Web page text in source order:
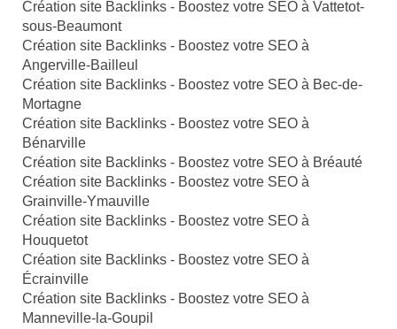
Création site Backlinks - Boostez votre SEO à Vattetot-
sous-Beaumont
Création site Backlinks - Boostez votre SEO à
Angerville-Bailleul
Création site Backlinks - Boostez votre SEO à Bec-de-
Mortagne
Création site Backlinks - Boostez votre SEO à
Bénarville
Création site Backlinks - Boostez votre SEO à Bréauté
Création site Backlinks - Boostez votre SEO à
Grainville-Ymauville
Création site Backlinks - Boostez votre SEO à
Houquetot
Création site Backlinks - Boostez votre SEO à
Écrainville
Création site Backlinks - Boostez votre SEO à
Manneville-la-Goupil